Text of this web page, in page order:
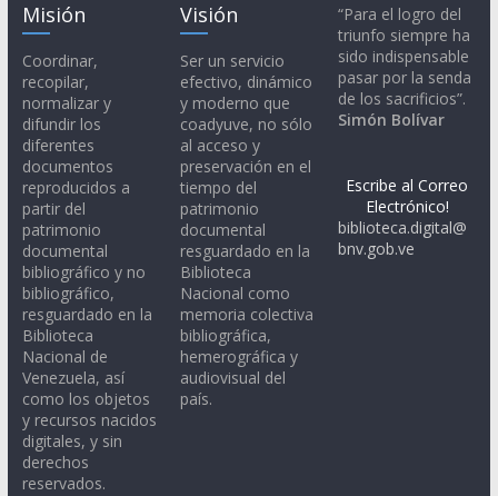
Misión
Coordinar,
recopilar,
normalizar y
difundir los
diferentes
documentos
reproducidos a
partir del
patrimonio
documental
bibliográfico y no
bibliográfico,
resguardado en la
Biblioteca
Nacional de
Venezuela, así
como los objetos
y recursos nacidos
digitales, y sin
derechos
reservados.
Visión
Ser un servicio
efectivo, dinámico
y moderno que
coadyuve, no sólo
al acceso y
preservación en el
tiempo del
patrimonio
documental
resguardado en la
Biblioteca
Nacional como
memoria colectiva
bibliográfica,
hemerográfica y
audiovisual del
país.
“Para el logro del
triunfo siempre ha
sido indispensable
pasar por la senda
de los sacrificios”.
Simón Bolívar
Escribe al Correo
Electrónico!
biblioteca.digital@
bnv.gob.ve